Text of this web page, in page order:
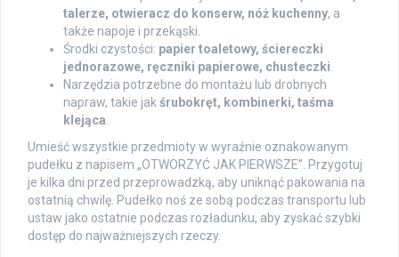
talerze, otwieracz do konserw, nóż kuchenny, a
także napoje i przekąski.
Środki czystości: papier toaletowy, ściereczki
jednorazowe, ręczniki papierowe, chusteczki.
Narzędzia potrzebne do montażu lub drobnych
napraw, takie jakśrubokręt, kombinerki, taśma
klejąca.
Umieść wszystkie przedmioty w wyraźnie oznakowanym
pudełku z napisem „OTWORZYĆ JAK PIERWSZE”. Przygotuj
je kilka dni przed przeprowadzką, aby uniknąć pakowania na
ostatnią chwilę. Pudełko noś ze sobą podczas transportu lub
ustaw jako ostatnie podczas rozładunku, aby zyskać szybki
dostęp do najważniejszych rzeczy.